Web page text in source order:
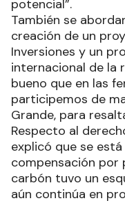
potencial”.
También se
creación de un
Inversiones y un
internacional de la
bueno que en las
participemos de
Grande, para
Respecto al
explicó que se
compensación por
carbón tuvo un
aún continúa en